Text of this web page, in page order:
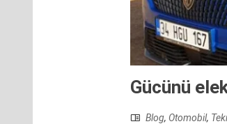
Gücünü
Blog, Otomobil,